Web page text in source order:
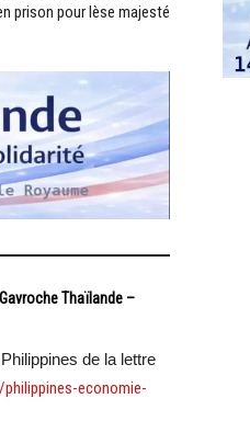
prison pour lèse majesté
Thaïlande –
de la lettre
economie-